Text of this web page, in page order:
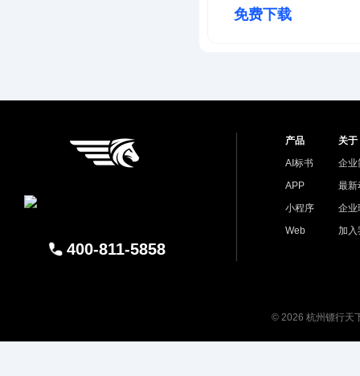
免费下载
400-811-5858
产品
AI标书
APP
小程序
Web
关于
企业
最新
企业
加入
© 2026 杭州镖行天